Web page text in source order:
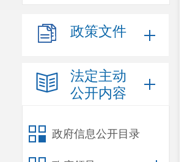
政策文件
法定主动
公开内容
政府信息公开目录